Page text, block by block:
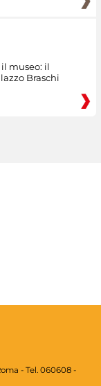
museo: il
Braschi
- Tel. 060608 -